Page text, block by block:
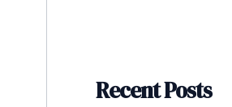
Recent Posts